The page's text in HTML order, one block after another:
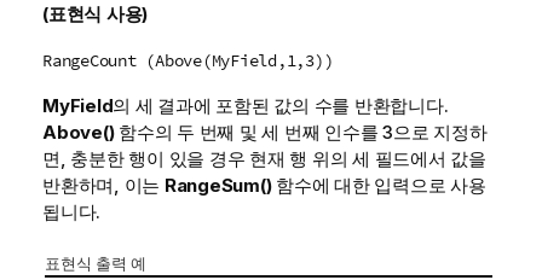
(표현식 사용)
RangeCount (Above(MyField,1,3))
MyField의 세 결과에 포함된 값의 수를 반환합니다.
Above()함수의 두 번째 및 세 번째 인수를 3으로 지정하
면, 충분한 행이 있을 경우 현재 행 위의 세 필드에서 값을
반환하며, 이는 RangeSum()함수에 대한 입력으로 사용
됩니다.
표현식 출력 예